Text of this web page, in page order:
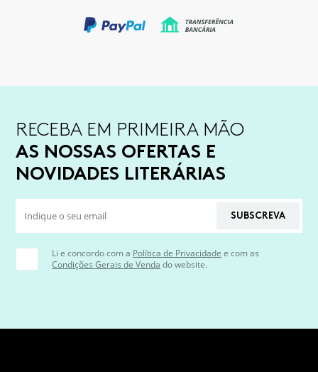
RECEBA EM PRIMEIRA MÃO
AS NOSSAS OFERTAS E
NOVIDADES LITERÁRIAS
SUBSCREVA
Li e concordo com a Política de Privacidade e com as
Condições Gerais de Venda do website.